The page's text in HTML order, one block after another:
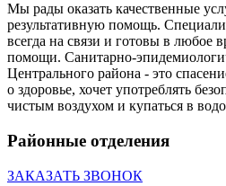
Мы рады оказать качественные
результативную помощь.
всегда на связи и готовы в любое
помощи. Санитарно-
Центрального района - это
о здоровье, хочет употреблять
чистым воздухом и купаться в
Районные отделения
ЗАКАЗАТЬ ЗВОНОК